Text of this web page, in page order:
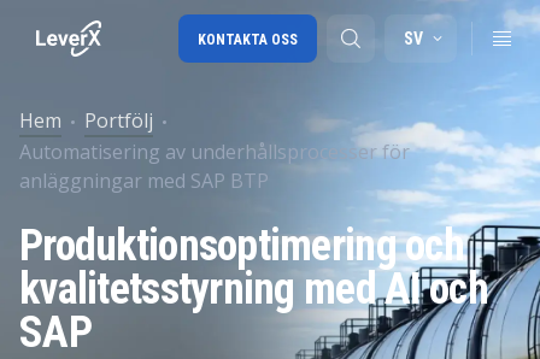
SAP-konsulttjänster
SAP EWM
SV
KONTAKTA OSS
Hem
Portfölj
Automatisering av underhållsprocesser för
anläggningar med SAP BTP
Produktionsoptimering och
kvalitetsstyrning med AI och
SAP